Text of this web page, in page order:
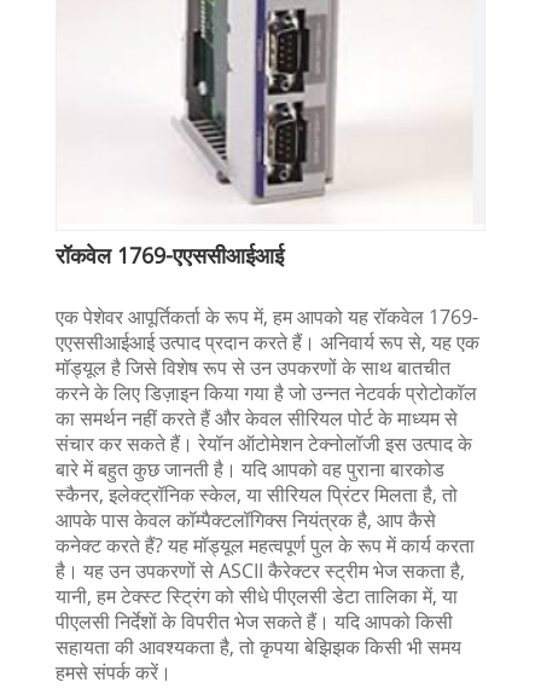
रॉकवेल 1769-एएससीआईआई
एक पेशेवर आपूर्तिकर्ता के रूप में, हम आपको यह रॉकवेल 1769-
एएससीआईआई उत्पाद प्रदान करते हैं। अनिवार्य रूप से, यह एक
मॉड्यूल है जिसे विशेष रूप से उन उपकरणों के साथ बातचीत
करने के लिए डिज़ाइन किया गया है जो उन्नत नेटवर्क प्रोटोकॉल
का समर्थन नहीं करते हैं और केवल सीरियल पोर्ट के माध्यम से
संचार कर सकते हैं। रेयॉन ऑटोमेशन टेक्नोलॉजी इस उत्पाद के
बारे में बहुत कुछ जानती है। यदि आपको वह पुराना बारकोड
स्कैनर, इलेक्ट्रॉनिक स्केल, या सीरियल प्रिंटर मिलता है, तो
आपके पास केवल कॉम्पैक्टलॉगिक्स नियंत्रक है, आप कैसे
कनेक्ट करते हैं? यह मॉड्यूल महत्वपूर्ण पुल के रूप में कार्य करता
है। यह उन उपकरणों से ASCII कैरेक्टर स्ट्रीम भेज सकता है,
यानी, हम टेक्स्ट स्ट्रिंग को सीधे पीएलसी डेटा तालिका में, या
पीएलसी निर्देशों के विपरीत भेज सकते हैं। यदि आपको किसी
सहायता की आवश्यकता है, तो कृपया बेझिझक किसी भी समय
हमसे संपर्क करें।